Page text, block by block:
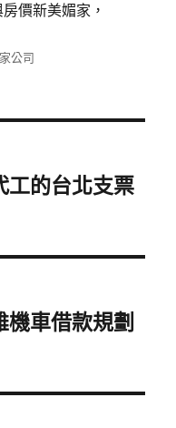
價新美媚家，
公司
工的台北支票
車借款規劃